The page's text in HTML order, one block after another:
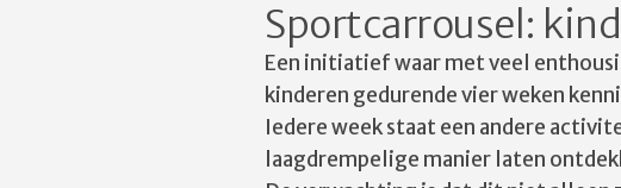
Sportcarrousel:
Een initiatief waar met veel
kinderen gedurende vier weken
Iedere week staat een andere
laagdrempelige manier laten